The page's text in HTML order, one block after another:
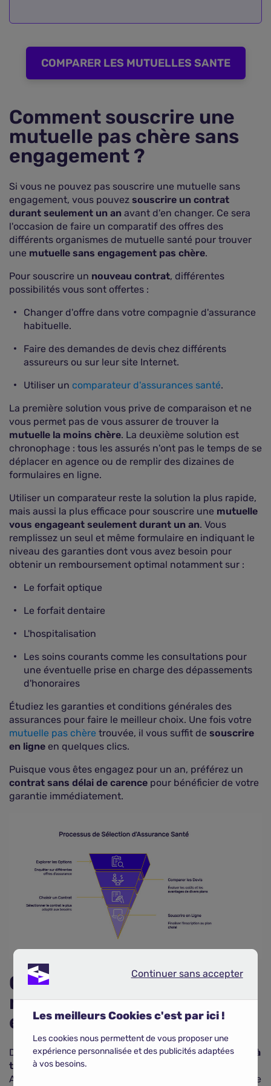
COMPARER LES MUTUELLES SANTE
Comment souscrire une
mutuelle pas chère sans
engagement ?
Si vous ne pouvez pas souscrire une mutuelle sans
engagement, vous pouvez souscrire un contrat
durant seulement un an avant d'en changer. Ce sera
l'occasion de faire un comparatif des offres des
différents organismes de mutuelle santé pour trouver
une mutuelle sans engagement pas chère.
Pour souscrire un nouveau contrat, différentes
possibilités vous sont offertes :
Changer d'offre dans votre compagnie d'assurance
habituelle.
Faire des demandes de devis chez différents
assureurs ou sur leur site Internet.
Utiliser un comparateur d'assurances santé.
La première solution vous prive de comparaison et ne
vous permet pas de vous assurer de trouver la
mutuelle la moins chère. La deuxième solution est
chronophage : tous les assurés n'ont pas le temps de se
déplacer en agence ou de remplir des dizaines de
formulaires en ligne.
Utiliser un comparateur reste la solution la plus rapide,
mais aussi la plus efficace pour souscrire une mutuelle
vous engageant seulement durant un an. Vous
remplissez un seul et même formulaire en indiquant le
niveau des garanties dont vous avez besoin pour
obtenir un remboursement optimal notamment sur :
Le forfait optique
Le forfait dentaire
L'hospitalisation
Les soins courants comme les consultations pour
une éventuelle prise en charge des dépassements
d'honoraires
Étudiez les garanties et conditions générales des
assurances pour faire le meilleur choix. Une fois votre
mutuelle pas chère trouvée, il vous suffit de souscrire
en ligne en quelques clics.
Puisque vous êtes engagez pour un an, préférez un
contrat sans délai de carence pour bénéficier de votre
garantie immédiatement.
Comment résilier une
mutuelle sans
engagement ?
Depuis le 1erdécembre 2020, il est possible derésilier à
tout moment votre contrat de mutuelle santé
Auparavant, la résiliation se faisait à la date d'échéance
Continuer sans accepter
Les meilleurs Cookies c'est par ici !
Les cookies nous permettent de vous proposer une
expérience personnalisée et des publicités adaptées
à vos besoins.
Continuer sans accepter